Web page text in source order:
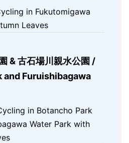
in Fukutomigawa
Leaves
& 古石場川親水公園 /
and Furuishibagawa
in Botancho Park
Water Park with